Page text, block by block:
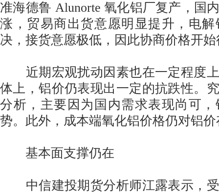
准海德鲁 Alunorte 氧化铝厂复产，国
涨，贸易商出货意愿明显提升，电
决，接货意愿极低，因此协商价格开
近期宏观扰动因素也在一定程度上
体上，铝价仍表现出一定的抗跌性。
分析，主要因为国内需求表现尚可
势。此外，成本端氧化铝价格仍对铝
基本面支撑仍在
中信建投期货分析师江露表示，受